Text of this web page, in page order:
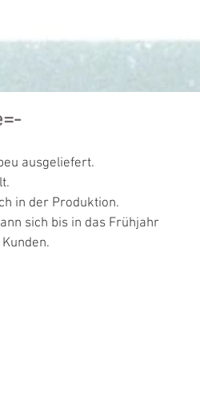
ausgeliefert.
in der Produktion.
sich bis in das Frühjahr